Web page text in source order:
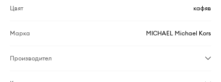
Цвят кафяв
Марка MICHAEL Michael Kors
Производител